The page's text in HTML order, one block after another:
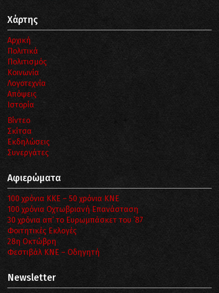
Χάρτης
Αρχική
Πολιτικά
Πολιτισμός
Κοινωνία
Λογοτεχνία
Απόψεις
Ιστορία
Βίντεο
Σκίτσα
Εκδηλώσεις
Συνεργάτες
Αφιερώματα
100 χρόνια ΚΚΕ – 50 χρόνια ΚΝΕ
100 χρόνια Οχτωβριανή Επανάσταση
30 χρόνια απ’ το Ευρωμπάσκετ του ΄87
Φοιτητικές Εκλογές
28η Οκτώβρη
Φεστιβάλ ΚΝΕ – Οδηγητή
Newsletter